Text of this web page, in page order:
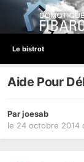
Le bistrot
Aide Pour
Parjoesab
le 24 octobre 2014